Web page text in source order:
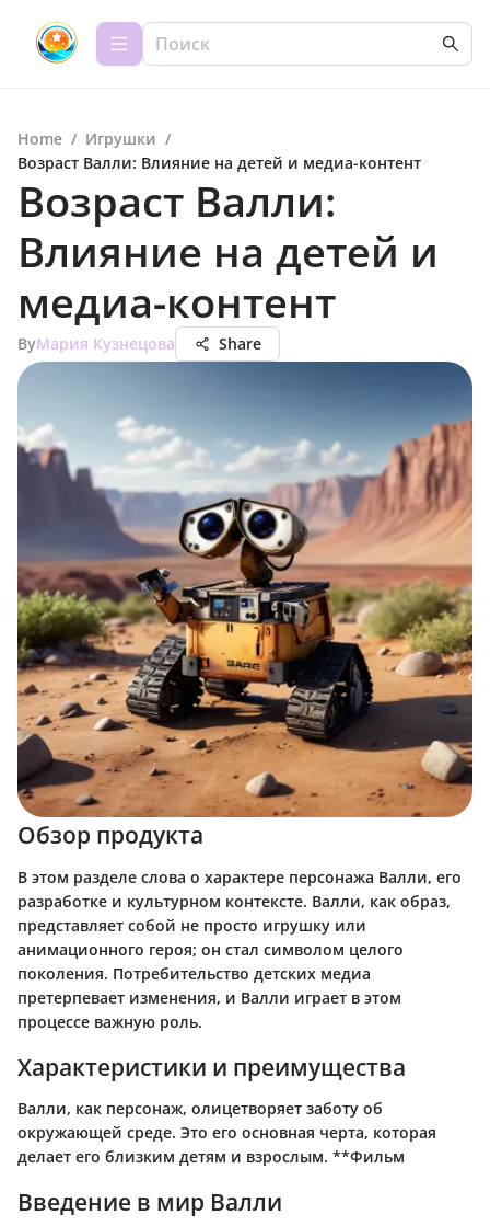
Home / Игрушки /
Возраст Валли: Влияние на детей и медиа-контент
Возраст Валли:
Влияние на детей и
медиа-контент
ByМария Кузнецова Share
Обзор продукта
В этом разделе слова о характере персонажа Валли, его
разработке и культурном контексте. Валли, как образ,
представляет собой не просто игрушку или
анимационного героя; он стал символом целого
поколения. Потребительство детских медиа
претерпевает изменения, и Валли играет в этом
процессе важную роль.
Характеристики и преимущества
Валли, как персонаж, олицетворяет заботу об
окружающей среде. Это его основная черта, которая
делает его близким детям и взрослым. **Фильм
Введение в мир Валли